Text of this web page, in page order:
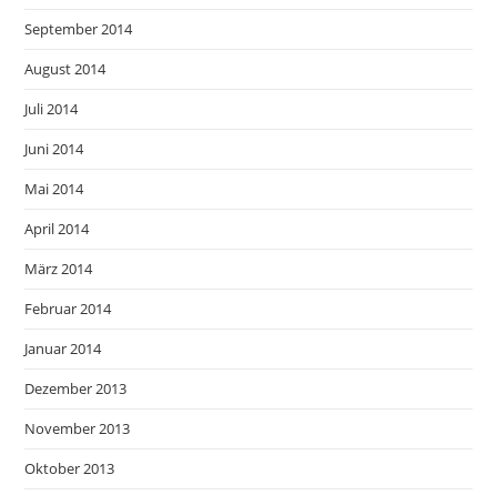
September 2014
August 2014
Juli 2014
Juni 2014
Mai 2014
April 2014
März 2014
Februar 2014
Januar 2014
Dezember 2013
November 2013
Oktober 2013